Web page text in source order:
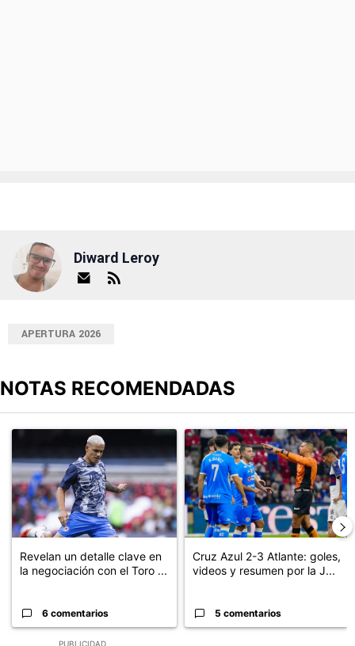
Diward Leroy
APERTURA 2026
NOTAS RECOMENDADAS
PUBLICIDAD
Un artículo de tendencia con el título "Revelan un detalle clave
Revelan un detalle clave en
la negociación con el Toro ...
6 comentarios
Un artículo de tendencia con el
Cruz Azul 2-3 Atlante: goles,
videos y resumen por la J...
5 comentarios